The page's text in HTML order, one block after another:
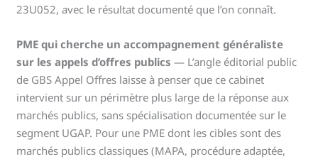
23U052, avec le résultat documenté que l’on connaît.
PME qui cherche un accompagnement généraliste
sur les appels d’offres publics — L’angle éditorial public
de GBS Appel Offres laisse à penser que ce cabinet
intervient sur un périmètre plus large de la réponse aux
marchés publics, sans spécialisation documentée sur le
segment UGAP. Pour une PME dont les cibles sont des
marchés publics classiques (MAPA, procédure adaptée,